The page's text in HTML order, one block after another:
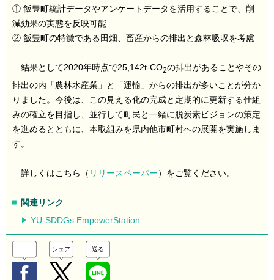
① 飯豊町統計データやアンケートデータを活用することで、削
減効果の実態を反映可能
② 飯豊町の特徴である田畑、畜産からの排出と森林吸収を考慮
結果として2020年時点で25,142t-CO2の排出があることやその
排出の内「農林水産業」と「運輸」からの排出が多いことが分か
りました。今後は、この見える化の完成と定期的に更新する仕組
みの確立を目指し、並行して町民と一緒に脱炭素ビジョンの策定
を進めるとともに、本取組みを県内他市町村への展開を実施しま
す。
詳しくはこちら（ リリースペーパー）をご覧ください。
関連リンク
YU-SDDGs EmpowerStation
シェア 送る